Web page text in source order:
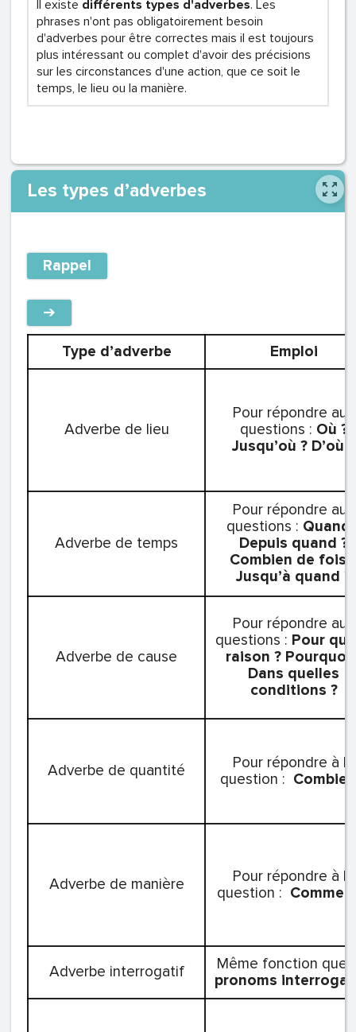
Il existe différents types d'adverbes. Les
phrases n'ont pas obligatoirement besoin
d'adverbes pour être correctes mais il est toujours
plus intéressant ou complet d'avoir des précisions
sur les circonstances d'une action, que ce soit le
temps, le lieu ou la manière.
Les types d’adverbes
Rappel
➔
Type d’adverbe Emploi
Adverbe de lieu
Pour répondre aux
questions : Où ?
Jusqu’où ? D’où ?
Adverbe de temps
Pour répondre aux
questions : Quand
Depuis quand ?
Combien de fois
Jusqu’à quand ?
Adverbe de cause
Pour répondre aux
questions : Pour
raison ? Pourquoi
Dans quelles
conditions ?
Adverbe de quantité
Pour répondre à la
question :
Adverbe de manière
Pour répondre à la
question :
Adverbe interrogatif
Même fonction que
pronoms